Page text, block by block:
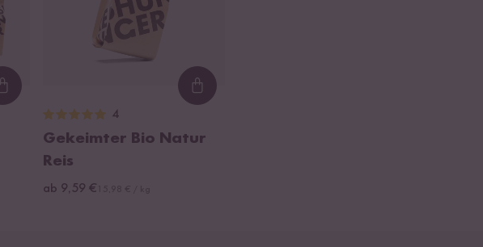
Loading... Loading...
4
Gekeimter Bio Natur
Reis
ab 9,59 €